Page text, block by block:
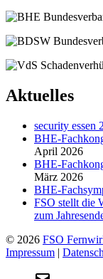
Aktuelles
security essen
BHE-
April 2026
BHE-
März 2026
BHE-
FSO stellt die
zum
© 2026 FSO
Impressum |
E-